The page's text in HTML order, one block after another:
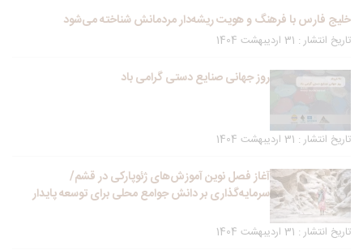
خلیج فارس با فرهنگ و هویت ریشه‌دار مردمانش شناخته می‌شود
تاریخ انتشار : 31 اردیبهشت 1404
روز جهانی صنایع دستی گرامی باد
تاریخ انتشار : 31 اردیبهشت 1404
آغاز فصل نوین آموزش‌های ژئوپارکی در قشم/
سرمایه‌گذاری بر دانش جوامع محلی برای توسعه پایدار
تاریخ انتشار : 31 اردیبهشت 1404